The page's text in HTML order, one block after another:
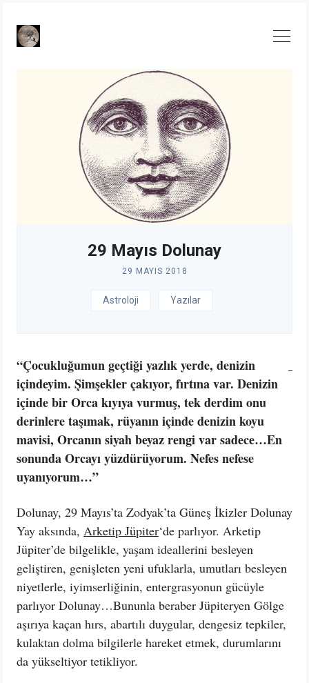
content
29 Mayıs Dolunay
29 MAYIS 2018
Astroloji Yazılar
“Çocukluğumun geçtiği yazlık yerde, denizin
içindeyim. Şimşekler çakıyor, fırtına var. Denizin
içinde bir Orca kıyıya vurmuş, tek derdim onu
derinlere taşımak, rüyanın içinde denizin koyu
mavisi, Orcanın siyah beyaz rengi var sadece…En
sonunda Orcayı yüzdürüyorum. Nefes nefese
uyanıyorum…”
Dolunay, 29 Mayıs’ta Zodyak’ta Güneş İkizler Dolunay
Yay aksında, Arketip Jüpiter‘de parlıyor. Arketip
Jüpiter’de bilgelikle, yaşam ideallerini besleyen
geliştiren, genişleten yeni ufuklarla, umutları besleyen
niyetlerle, iyimserliğinin, entergrasyonun gücüyle
parlıyor Dolunay…Bununla beraber Jüpiteryen Gölge
aşırıya kaçan hırs, abartılı duygular, dengesiz tepkiler,
kulaktan dolma bilgilerle hareket etmek, durumlarını
da yükseltiyor tetikliyor.